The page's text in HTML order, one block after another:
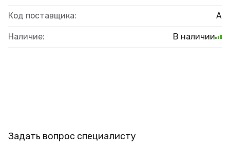
Код поставщика: А
Наличие: В наличии
Задать вопрос специалисту